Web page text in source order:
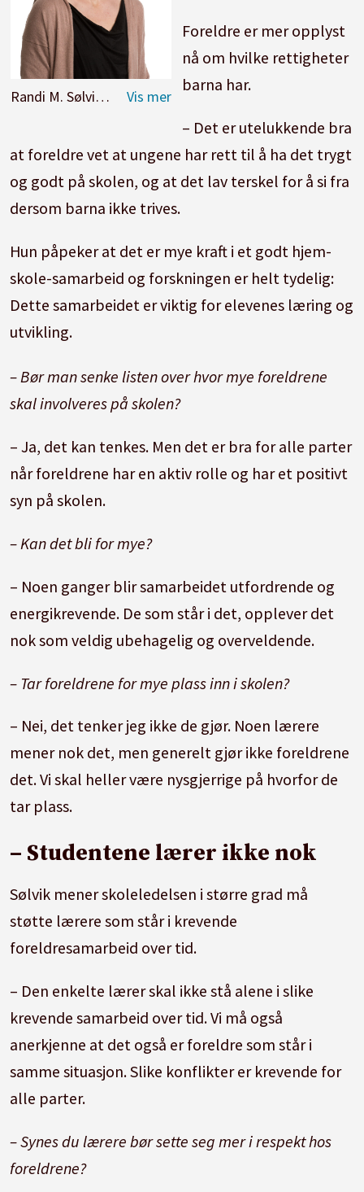
Randi M. Sølvik. Foto: UiS
Foreldre er mer opplyst
nå om hvilke rettigheter
barna har.
– Det er utelukkende bra
at foreldre vet at ungene har rett til å ha det trygt
og godt på skolen, og at det lav terskel for å si fra
dersom barna ikke trives.
Hun påpeker at det er mye kraft i et godt hjem-
skole-samarbeid og forskningen er helt tydelig:
Dette samarbeidet er viktig for elevenes læring og
utvikling.
– Bør man senke listen over hvor mye foreldrene
skal involveres på skolen?
– Ja, det kan tenkes. Men det er bra for alle parter
når foreldrene har en aktiv rolle og har et positivt
syn på skolen.
– Kan det bli for mye?
– Noen ganger blir samarbeidet utfordrende og
energikrevende. De som står i det, opplever det
nok som veldig ubehagelig og overveldende.
– Tar foreldrene for mye plass inn i skolen?
– Nei, det tenker jeg ikke de gjør. Noen lærere
mener nok det, men generelt gjør ikke foreldrene
det. Vi skal heller være nysgjerrige på hvorfor de
tar plass.
– Studentene lærer ikke nok
Sølvik mener skoleledelsen i større grad må
støtte lærere som står i krevende
foreldresamarbeid over tid.
– Den enkelte lærer skal ikke stå alene i slike
krevende samarbeid over tid. Vi må også
anerkjenne at det også er foreldre som står i
samme situasjon. Slike konflikter er krevende for
alle parter.
– Synes du lærere bør sette seg mer i respekt hos
foreldrene?